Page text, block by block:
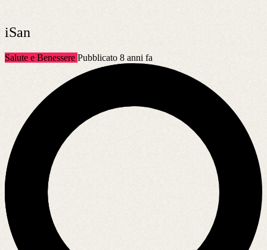
iSan
Salute e Benessere Pubblicato 8 anni fa